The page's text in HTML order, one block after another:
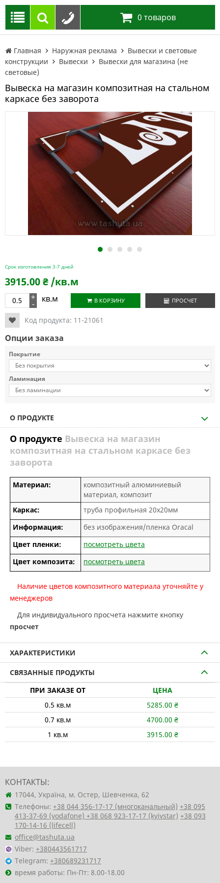
0 товаров
Главная Наружная реклама
Вывески и световые
конструкции
Вывески
Вывески для магазина (не
световые)
Вывеска на магазин композитная на стальном
каркасе без заворота
1 2 3 4 5
Срок изготовления 3-7 дней
3915.00₴ /кв.м
+
- кв.м В КОРЗИНУ ПРОСЧЕТ
Код продукта: 11-21061
Опции заказа
Покрытие
Ламинация
О ПРОДУКТЕ
О продукте Вывеска на магазин
композитная на стальном каркасе без
заворота
Материал:
композитный алюминиевый
материал, композит
Каркас:
труба профильная 20х20мм
Информация:
без изображения/пленка Oracal
Цвет пленки:
посмотреть цвета
Цвет композита:
посмотреть цвета
Наличие цветов композитного материала уточняйте у
менеджеров
Для индивидуального просчета нажмите кнопку
просчет
ХАРАКТЕРИСТИКИ
СВЯЗАННЫЕ ПРОДУКТЫ
ПРИ ЗАКАЗЕ ОТ
ЦЕНА
0.5 кв.м 5285.00 ₴
0.7 кв.м 4700.00 ₴
1 кв.м 3915.00 ₴
КОНТАКТЫ:
17044, Україна, м. Остер, Шевченка, 62
Телефоны: +38 044 356-17-17 (многоканальный) +38 095
413-37-69 (vodafone) +38 068 923-17-17 (kyivstar) +38 093
170-14-16 (lifecell)
office@tashuta.ua
Viber: +380443561717
Telegram: +380689231717
время работы: Пн-Пт: 8.00-18.00